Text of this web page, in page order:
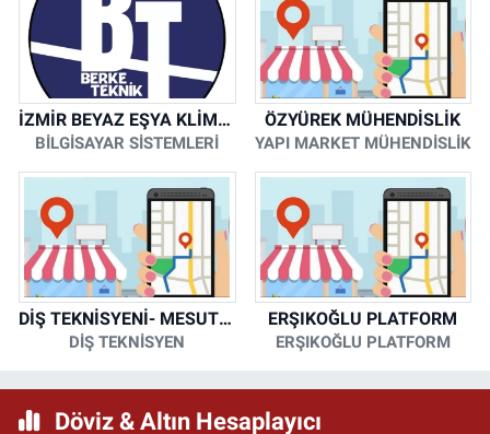
İZMİR BEYAZ EŞYA KLİMA KOMBİ SERVİSİ
BİLGİSAYAR SİSTEMLERİ
ÖZYÜREK MÜHENDİSLİK
YAPI MARKET MÜHENDİSLİK
DİŞ TEKNİSYENİ- MESUT KORKMAZ
DİŞ TEKNİSYEN
ERŞIKOĞLU PLATFORM
ERŞIKOĞLU PLATFORM
Döviz & Altın Hesaplayıcı